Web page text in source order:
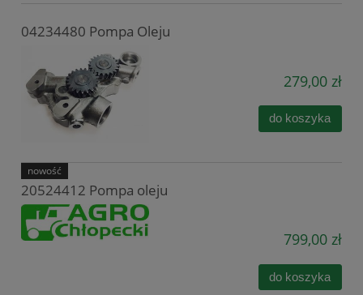
04234480 Pompa Oleju
279,00 zł
do koszyka
20524412 Pompa oleju
799,00 zł
do koszyka
nowość